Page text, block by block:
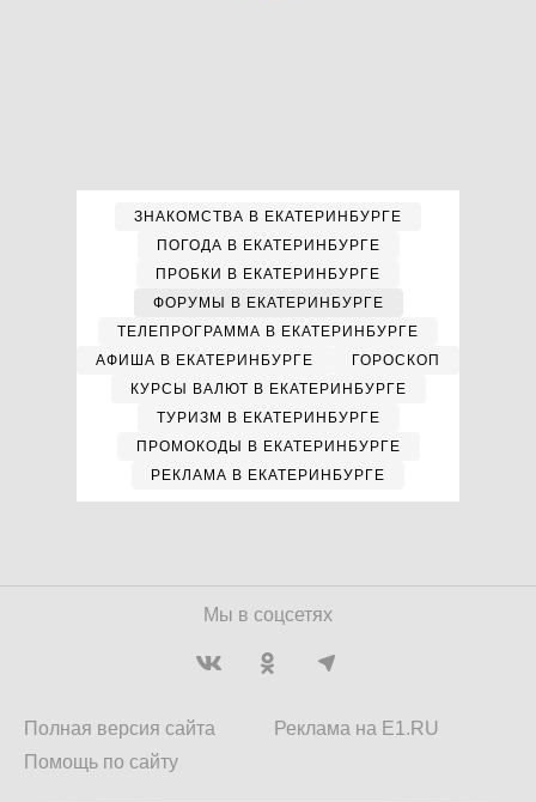
ЗНАКОМСТВА В ЕКАТЕРИНБУРГЕ
ПОГОДА В ЕКАТЕРИНБУРГЕ
ПРОБКИ В ЕКАТЕРИНБУРГЕ
ФОРУМЫ В ЕКАТЕРИНБУРГЕ
ТЕЛЕПРОГРАММА В ЕКАТЕРИНБУРГЕ
АФИША В ЕКАТЕРИНБУРГЕ
ГОРОСКОП
КУРСЫ ВАЛЮТ В ЕКАТЕРИНБУРГЕ
ТУРИЗМ В ЕКАТЕРИНБУРГЕ
ПРОМОКОДЫ В ЕКАТЕРИНБУРГЕ
РЕКЛАМА В ЕКАТЕРИНБУРГЕ
Мы в соцсетях
Полная версия сайта
Помощь по сайту
Реклама на E1.RU